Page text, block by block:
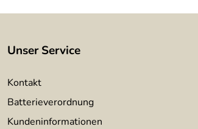
Unser Service
Kontakt
Batterieverordnung
Kundeninformationen